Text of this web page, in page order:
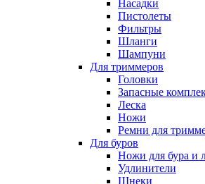
Насадки
Пистолеты
Фильтры
Шланги
Шампуни
Для триммеров
Головки
Запасные
Леска
Ножи
Ремни для
Для буров
Ножи для бура и
Удлинители
Шнеки